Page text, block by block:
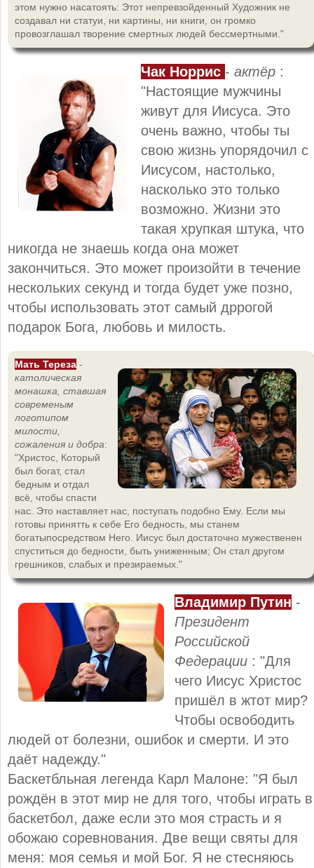
этом нужно насатоять: Этот непревзойденный Художник не
создавал ни статуи, ни картины, ни книги, он громко
провозглашал творение смертных людей бессмертными."
Чак Норрис - актёр :
"Настоящие мужчины
живут для Иисуса. Это
очень важно, чтобы ты
свою жизнь упорядочил с
Иисусом, настолько,
насколько это только
возможно. Жизни это
такая хрупкая штука, что
никогда не знаешь когда она может
закончиться. Это может произойти в течение
нескольких секунд и тогда будет уже позно,
чтобы использовать этот самый дррогой
подарок Бога, любовь и милость.
Мать Тереза -
католическая
монашка, ставшая
современым
логотипом
милости,
сожаления и добра:
"Христос, Который
был богат, стал
бедным и отдал
всё, чтобы спасти
нас. Это наставляет нас, поступать подобно Ему. Если мы
готовы принятть к себе Его бедность, мы станем
богатыпосредством Него. Иисус был достаточно мужественен
спуститься до бедности, быть униженным; Он стал другом
грешников, слабых и презираемых."
Владимир Путин -
Президент
Российской
Федерации : "Для
чего Иисус Христос
пришёл в жтот мир?
Чтобы освободить
людей от болезни, ошибок и смерти. И это
даёт надежду."
Баскетбльная легенда Карл Малоне: "Я был
рождён в этот мир не для того, чтобы играть в
баскетбол, даже если это моя страсть и я
обожаю соревнования. Две вещи святы для
меня: моя семья и мой Бог. Я не стесняюсь